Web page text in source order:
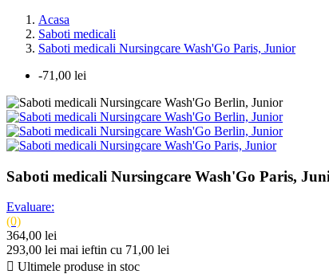
Acasa
Saboti medicali
Saboti medicali Nursingcare Wash'Go Paris, Junior
-71,00 lei
Saboti medicali Nursingcare Wash'Go Paris,
Evaluare:
(0)
364,00 lei
293,00 lei mai ieftin cu 71,00 lei
 Ultimele produse in stoc